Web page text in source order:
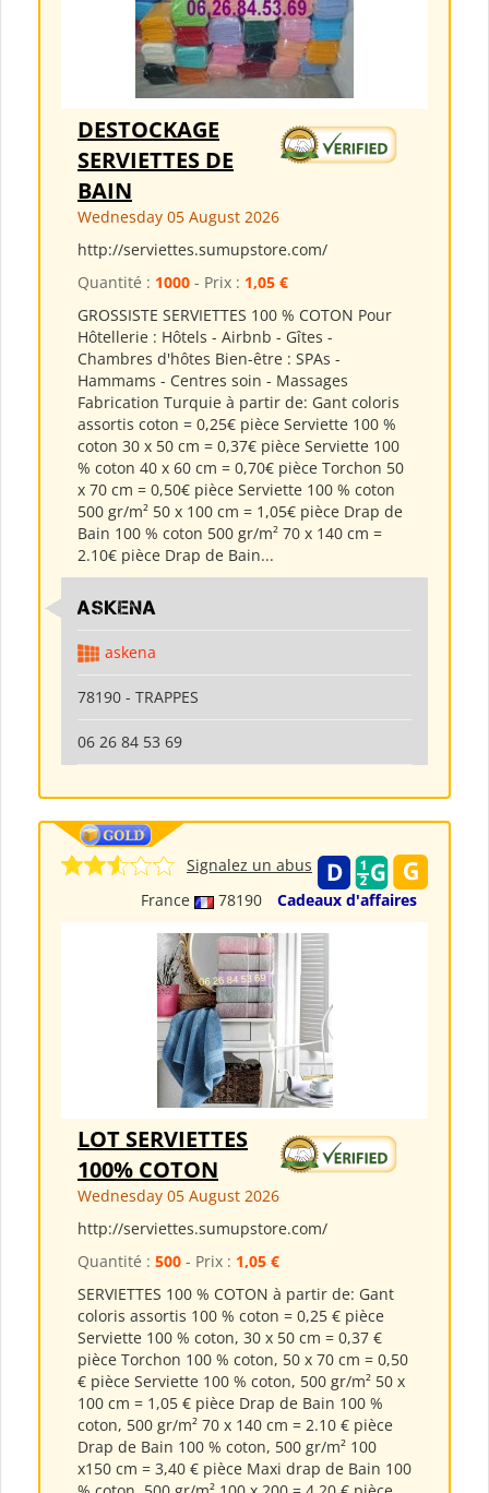
DESTOCKAGE
SERVIETTES DE
BAIN
Wednesday 05 August 2026
http://serviettes.sumupstore.com/
Quantité : 1000 - Prix : 1,05 €
GROSSISTE SERVIETTES 100 % COTON Pour
Hôtellerie : Hôtels - Airbnb - Gîtes -
Chambres d'hôtes Bien-être : SPAs -
Hammams - Centres soin - Massages
Fabrication Turquie à partir de: Gant coloris
assortis coton = 0,25€ pièce Serviette 100 %
coton 30 x 50 cm = 0,37€ pièce Serviette 100
% coton 40 x 60 cm = 0,70€ pièce Torchon 50
x 70 cm = 0,50€ pièce Serviette 100 % coton
500 gr/m² 50 x 100 cm = 1,05€ pièce Drap de
Bain 100 % coton 500 gr/m² 70 x 140 cm =
2.10€ pièce Drap de Bain...
ASKENA
askena
78190 - TRAPPES
06 26 84 53 69
France 78190 Cadeaux d'affaires
Signalez un abus
LOT SERVIETTES
100% COTON
Wednesday 05 August 2026
http://serviettes.sumupstore.com/
Quantité : 500 - Prix : 1,05 €
SERVIETTES 100 % COTON à partir de: Gant
coloris assortis 100 % coton = 0,25 € pièce
Serviette 100 % coton, 30 x 50 cm = 0,37 €
pièce Torchon 100 % coton, 50 x 70 cm = 0,50
€ pièce Serviette 100 % coton, 500 gr/m² 50 x
100 cm = 1,05 € pièce Drap de Bain 100 %
coton, 500 gr/m² 70 x 140 cm = 2.10 € pièce
Drap de Bain 100 % coton, 500 gr/m² 100
x150 cm = 3,40 € pièce Maxi drap de Bain 100